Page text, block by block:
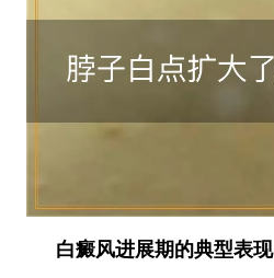
白癜风进展期的典型表现